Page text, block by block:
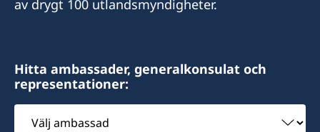
av drygt 100 utlandsmyndigheter.
Hitta ambassader, generalkonsulat och
representationer:
Välj